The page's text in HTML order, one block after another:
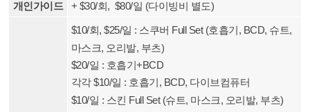
개인가이드 + $30/회, $80/일 (다이빙비 별도)
$10/회, $25/일 : 스쿠버 Full Set (호흡기, BCD, 슈트,
마스크, 오리발, 부츠)
$20/일 : 호흡기+BCD
각각 $10/일 : 호흡기, BCD, 다이브컴퓨터
$10/일 : 스킨 Full Set (슈트, 마스크, 오리발, 부츠)